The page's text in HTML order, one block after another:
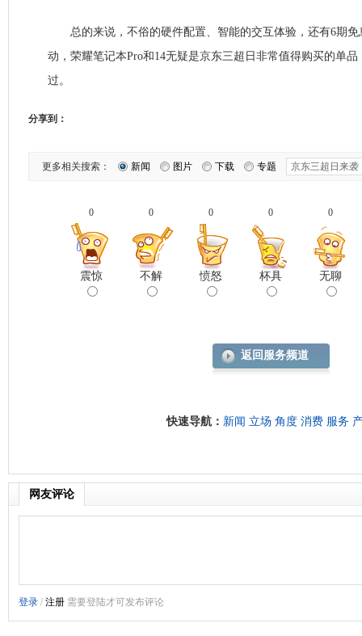
总的来说，不俗的硬件配置、智能的交互体验，还有6期免
动，荣耀笔记本Pro和14无疑是京东三超日非常值得购买的单
过。
分享到：
更多相关搜索： 新闻 图片 下载 专题
0
震惊
0
不解
0
愤怒
0
杯具
0
无聊
返回服务频道
快速导航： 新闻 立场 角度 消费 服务
网友评论